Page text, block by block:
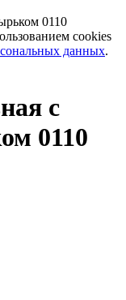
0110
cookies
данных.
с
0110